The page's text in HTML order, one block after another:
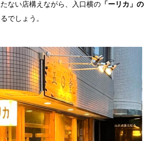
ない店構えながら、入口横の 「ーリカ」の
でしょう。